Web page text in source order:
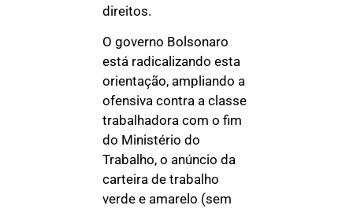
direitos.
O governo Bolsonaro
está radicalizando esta
orientação, ampliando a
ofensiva contra a classe
trabalhadora com o fim
do Ministério do
Trabalho, o anúncio da
carteira de trabalho
verde e amarelo (sem